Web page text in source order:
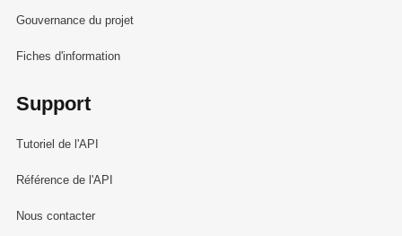
Gouvernance du projet
Fiches d'information
Support
Tutoriel de l'API
Référence de l'API
Nous contacter